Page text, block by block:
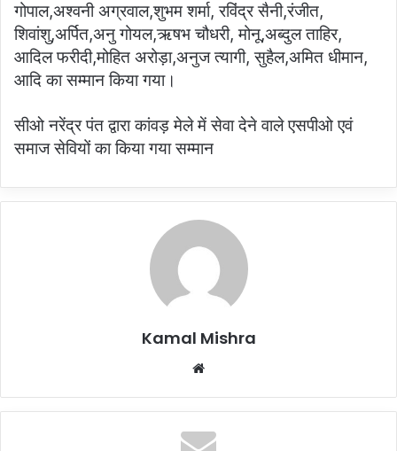
गोपाल,अश्वनी अग्रवाल,शुभम शर्मा, रविंद्र सैनी,रंजीत,
शिवांशु,अर्पित,अनु गोयल,ऋषभ चौधरी, मोनू,अब्दुल ताहिर,
आदिल फरीदी,मोहित अरोड़ा,अनुज त्यागी, सुहैल,अमित धीमान,
आदि का सम्मान किया गया।
सीओ नरेंद्र पंत द्वारा कांवड़ मेले में सेवा देने वाले एसपीओ एवं
समाज सेवियों का किया गया सम्मान
Kamal Mishra
Website